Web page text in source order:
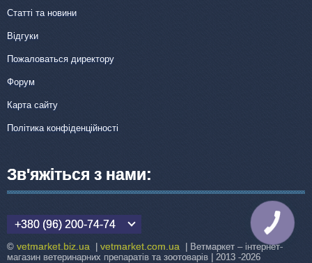
Статті та новини
Відгуки
Пожаловаться директору
Форум
Карта сайту
Політика конфіденційності
Зв'яжіться з нами:
+380 (96) 200-74-74
© vetmarket.biz.ua vetmarket.com.ua | Ветмаркет – інтернет-
магазин ветеринарних препаратів та зоотоварів | 2013 -2026
КНОПКА
ЗВ'ЯЗКУ